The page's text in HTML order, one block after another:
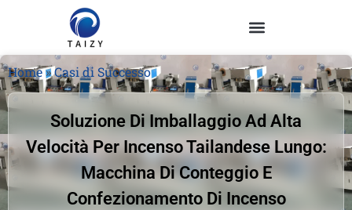
Home»Casi di Successo
Soluzione Di Imballaggio Ad Alta
Velocità Per Incenso Tailandese Lungo:
Macchina Di Conteggio E
Confezionamento Di Incenso